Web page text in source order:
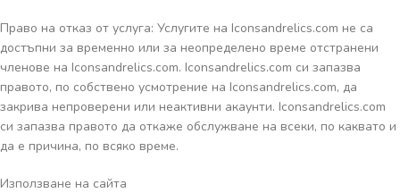
Право на отказ от услуга: Услугите на Iconsandrelics.com не са
достъпни за временно или за неопределено време отстранени
членове на Iconsandrelics.com. Iconsandrelics.com си запазва
правото, по собствено усмотрение на Iconsandrelics.com, да
закрива непроверени или неактивни акаунти. Iconsandrelics.com
си запазва правото да откаже обслужване на всеки, по каквато и
да е причина, по всяко време.
Използване на сайта